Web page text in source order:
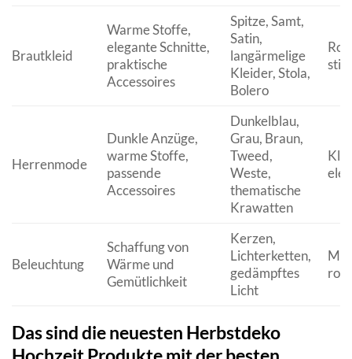
Brautkleid
Warme Stoffe,
elegante Schnitte,
praktische
Accessoires
Spitze, Samt,
Satin,
langärmelige
Kleider, Stola,
Bolero
Herrenmode
Dunkle Anzüge,
warme Stoffe,
passende
Accessoires
Dunkelblau,
Grau, Braun,
Tweed,
Weste,
thematische
Krawatten
Beleuchtung
Schaffung von
Wärme und
Gemütlichkeit
Kerzen,
Lichterketten,
gedämpftes
Licht
Das sind die neuesten Herbstdeko